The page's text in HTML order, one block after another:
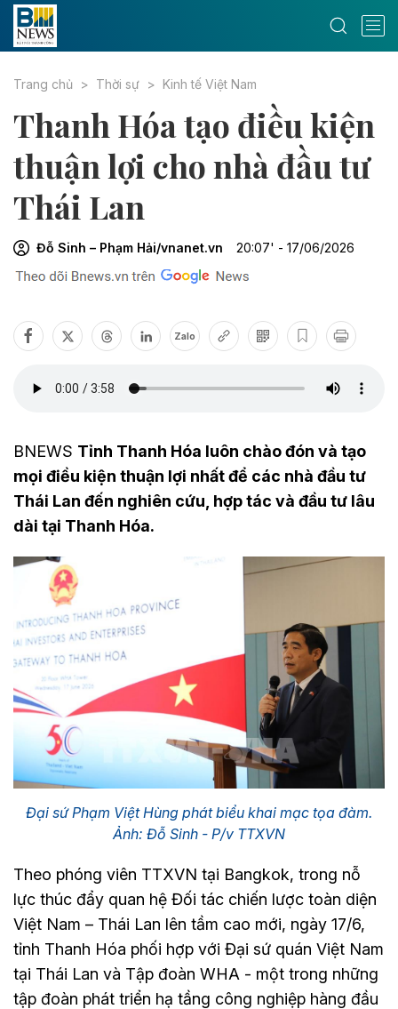
Trang chủ Thời sự Kinh tế Việt Nam
Thanh Hóa tạo điều kiện
thuận lợi cho nhà đầu tư
Thái Lan
Đỗ Sinh – Phạm Hải/vnanet.vn 20:07' - 17/06/2026
Zalo
BNEWS Tỉnh Thanh Hóa luôn chào đón và tạo
mọi điều kiện thuận lợi nhất để các nhà đầu tư
Thái Lan đến nghiên cứu, hợp tác và đầu tư lâu
dài tại Thanh Hóa.
Đại sứ Phạm Việt Hùng phát biểu khai mạc tọa đàm.
Ảnh: Đỗ Sinh - P/v TTXVN
Theo phóng viên TTXVN tại Bangkok, trong nỗ
lực thúc đẩy quan hệ Đối tác chiến lược toàn diện
Việt Nam – Thái Lan lên tầm cao mới, ngày 17/6,
tỉnh Thanh Hóa phối hợp với Đại sứ quán Việt Nam
tại Thái Lan và Tập đoàn WHA - một trong những
tập đoàn phát triển hạ tầng công nghiệp hàng đầu